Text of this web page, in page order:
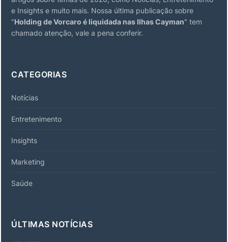
e Insights e muito mais. Nossa última publicação sobre
"Holding de Vorcaro é liquidada nas Ilhas Cayman" tem
chamado atenção, vale a pena conferir.
CATEGORIAS
Notícias
Entretenimento
Insights
Marketing
Saúde
ÚLTIMAS NOTÍCIAS